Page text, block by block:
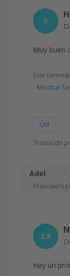
Adel
5
Muy buen
Este
Mostrar
Útil
Traducido
2.8
Hay un